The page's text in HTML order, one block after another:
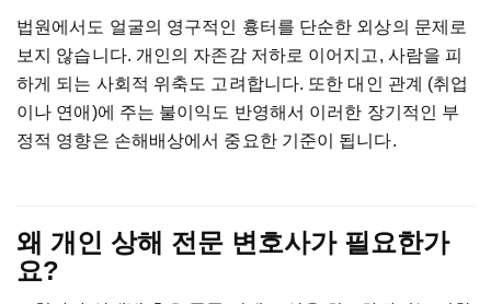
법원에서도 얼굴의 영구적인 흉터를 단순한 외상의 문제로
보지
않습니다. 개인의 자존감 저하로 이어지고 , 사람을 피
하게 되는 사회적 위축도 고려합니다. 또한 대인 관계 (취업
이나 연애 )에 주는 불이익도 반영해서 이러한 장기적인 부
정적 영향은 손해배상에서 중요한 기준이 됩니다.
왜 개인 상해 전문 변호사가 필요한가
요?